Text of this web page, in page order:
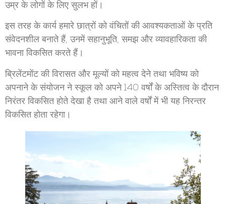
उम्र के लोगों के लिए सुलभ हों।
इस तरह के कार्य हमारे छात्रों को वंचितों की आवश्यकताओं के प्रति
संवेदनशील बनाते हैं, उनमें सहानुभूति, समझ और व्यावहारिकता की
भावना विकसित करते हैं।
ब्रिलेंटमोंट की विरासत और मूल्यों को महत्व देने तथा भविष्य को
अपनाने के संयोजन ने स्कूल को अपने 140 वर्षों के अस्तित्व के दौरान
निरंतर विकसित होते देखा है तथा आने वाले वर्षों में भी यह निरन्तर
विकसित होता रहेगा।